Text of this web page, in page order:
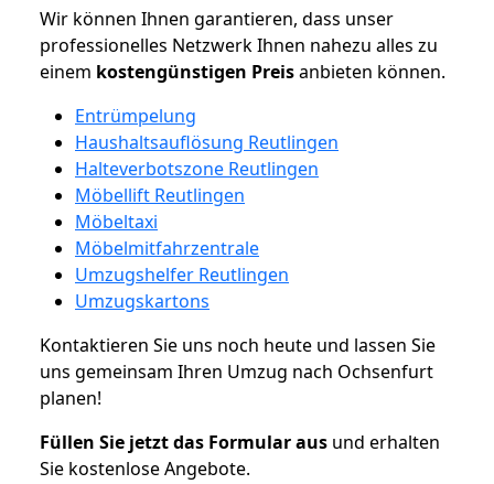
Wir können Ihnen garantieren, dass unser
professionelles Netzwerk Ihnen nahezu alles zu
einem kostengünstigen Preisanbieten können.
Entrümpelung
Haushaltsauflösung Reutlingen
Halteverbotszone Reutlingen
Möbellift Reutlingen
Möbeltaxi
Möbelmitfahrzentrale
Umzugshelfer Reutlingen
Umzugskartons
Kontaktieren Sie uns noch heute und lassen Sie
uns gemeinsam Ihren Umzug nach Ochsenfurt
planen!
Füllen Sie jetzt das Formular aus und erhalten
Sie kostenlose Angebote.